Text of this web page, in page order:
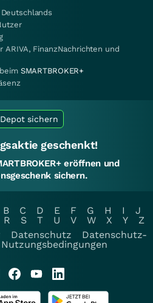
ARIVA, FinanzNachrichten und
SMARTBROKER+
sichern
geschenkt!
eröffnen und
sichern.
B C D E F G H I
J
R S T U V W X Y
Z
Datenschutz
Datenschutz-
Nutzungsbedingungen